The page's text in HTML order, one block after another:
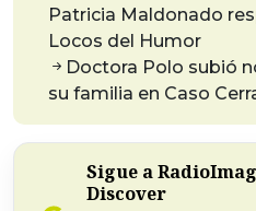
Patricia Maldonado
Locos del Humor
Doctora Polo subió
su familia en Caso
Sigue a
Discover